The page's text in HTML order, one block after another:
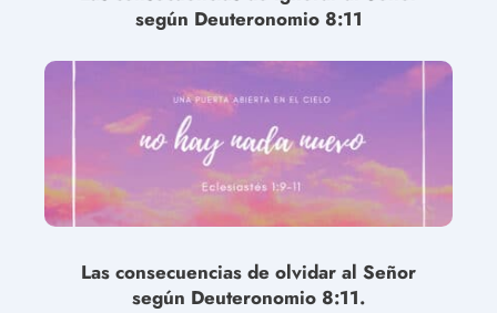
según Deuteronomio 8:11
Las consecuencias de olvidar al Señor
según Deuteronomio 8:11.